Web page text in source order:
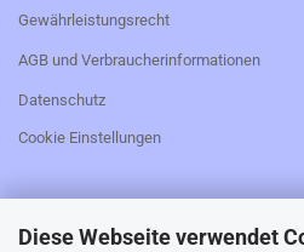
Diese Webseite verwendet
Gewährleistungsrecht
AGB und Verbraucherinformationen
Datenschutz
Cookie Einstellungen